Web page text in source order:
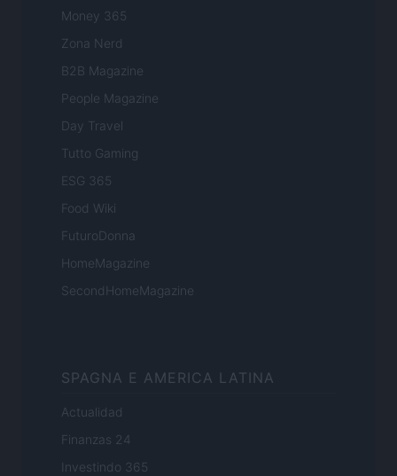
Money 365
Zona Nerd
B2B Magazine
People Magazine
Day Travel
Tutto Gaming
ESG 365
Food Wiki
FuturoDonna
HomeMagazine
SecondHomeMagazine
SPAGNA E AMERICA LATINA
Actualidad
Finanzas 24
Investindo 365